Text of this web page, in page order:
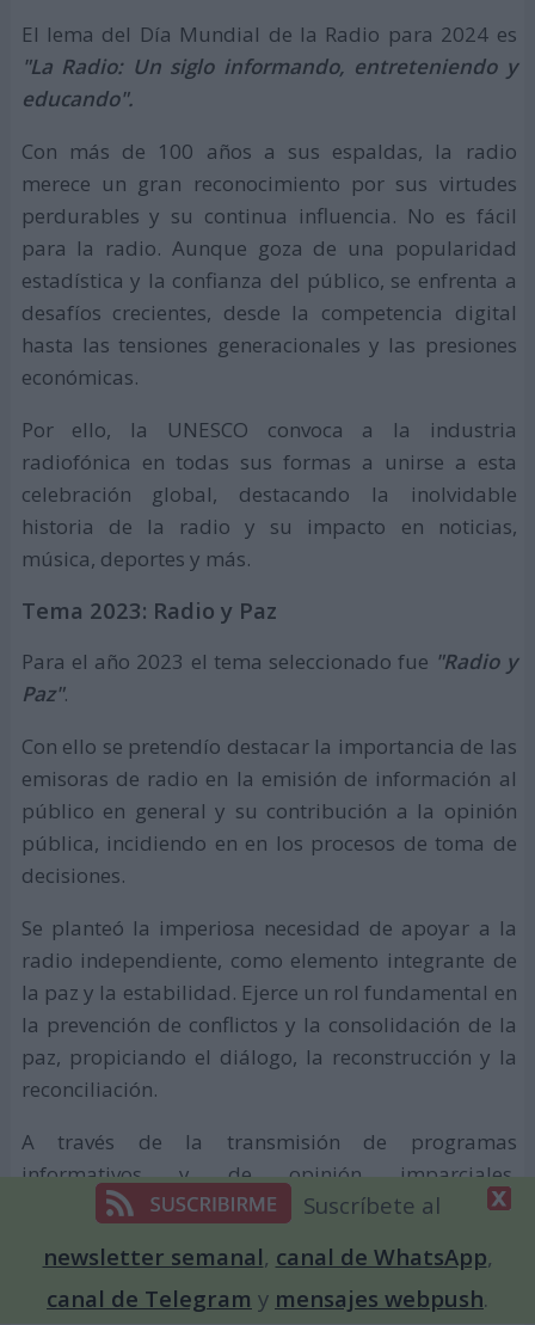
El lema del Día Mundial de la Radio para 2024 es
"La Radio: Un siglo informando, entreteniendo y
educando".
Con más de 100 años a sus espaldas, la radio
merece un gran reconocimiento por sus virtudes
perdurables y su continua influencia. No es fácil
para la radio. Aunque goza de una popularidad
estadística y la confianza del público, se enfrenta a
desafíos crecientes, desde la competencia digital
hasta las tensiones generacionales y las presiones
económicas.
Por ello, la UNESCO convoca a la industria
radiofónica en todas sus formas a unirse a esta
celebración global, destacando la inolvidable
historia de la radio y su impacto en noticias,
música, deportes y más.
Tema 2023: Radio y Paz
Para el año 2023 el tema seleccionado fue "Radio y
Paz".
Con ello se pretendío destacar la importancia de las
emisoras de radio en la emisión de información al
público en general y su contribución a la opinión
pública, incidiendo en en los procesos de toma de
decisiones.
Se planteó la imperiosa necesidad de apoyar a la
radio independiente, como elemento integrante de
la paz y la estabilidad. Ejerce un rol fundamental en
la prevención de conflictos y la consolidación de la
paz, propiciando el diálogo, la reconstrucción y la
reconciliación.
A través de la transmisión de programas
informativos y de opinión imparciales,
independientes y basado en hechos comprobables
contribuyendo al mantenimiento y la transición a la
paz.
Suscríbete al
newsletter semanal, canal de WhatsApp,
canal de Telegram y mensajes webpush.